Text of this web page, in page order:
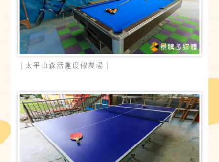
｜太平山森活趣度假農場｜